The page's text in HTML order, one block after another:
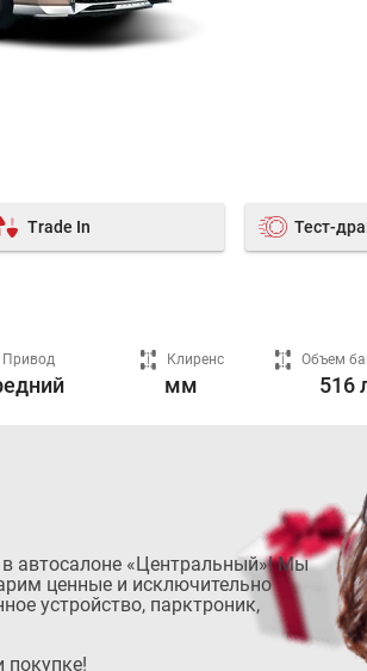
Trade In Тест-
Привод Клиренс
мм
Объем
516
автосалоне «Центральный»! Мы
ценные и исключительно
устройство, парктроник,
покупке!